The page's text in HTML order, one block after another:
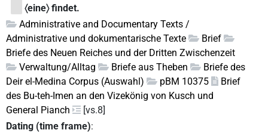
〈eine〉 findet.
Administrative and Documentary Texts /
Administrative und dokumentarische Texte
Brief
Briefe des Neuen Reiches und der Dritten Zwischenzeit
Verwaltung/Alltag
Briefe aus Theben
Briefe des
Deir el-Medina Corpus (Auswahl)
pBM 10375
Brief
des Bu-teh-Imen an den Vizekönig von Kusch und
General Pianch
[vs.8]
Dating (time frame):